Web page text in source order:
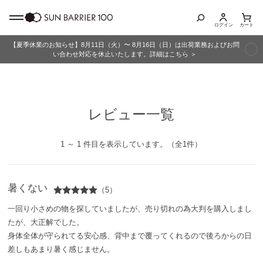
商品カテゴリ
メンズ
キッズ
ログイン カート
【夏季休業のお知らせ】8月11日（火）〜 8月16日（日）は出荷業務およびお問
い合わせ対応を休止いたします。詳細はこちら ＞
レビュー一覧
1 ～ 1 件目を表示しています。（全1件）
暑くない （5）
一回り小さめの物を探していましたが、売り切れの為大判を購入しまし
たが、大正解でした。
身体全体が守られてる安心感、背中まで覆ってくれるので後ろからの日
差しもあまり暑く感じません。